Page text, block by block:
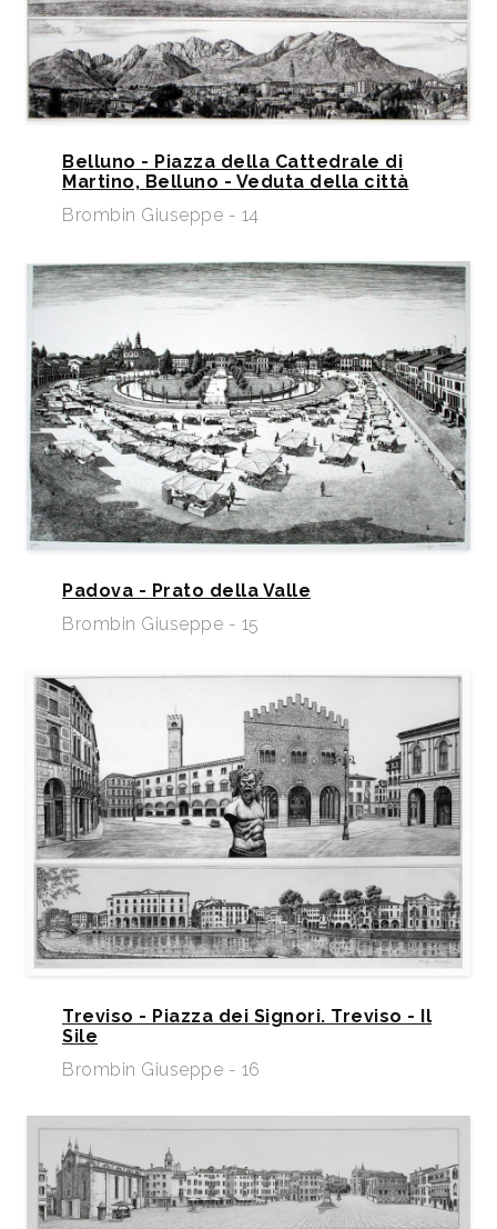
Belluno - Piazza della Cattedrale di
Martino, Belluno - Veduta della città
Brombin Giuseppe - 14
Padova - Prato della Valle
Brombin Giuseppe - 15
Treviso - Piazza dei Signori. Treviso - Il
Sile
Brombin Giuseppe - 16